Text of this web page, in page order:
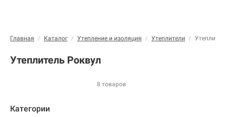
Главная / Каталог / Утепление и изоляция / Утеплители /
Утеплитель Роквул
8 товаров
Категории